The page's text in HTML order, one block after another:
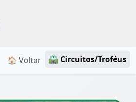
🏠 Voltar 🛣️ Circuitos/Troféus